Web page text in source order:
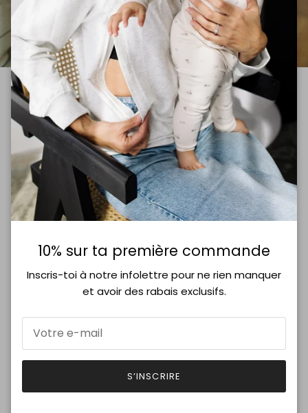
NOS MORCEAUX ACCOMPAGNENT LES MAMANS
Pensé pour les
moms
10% sur ta première commande
Inscris-toi à notre infolettre pour ne rien manquer
et avoir des rabais exclusifs.
S’INSCRIRE